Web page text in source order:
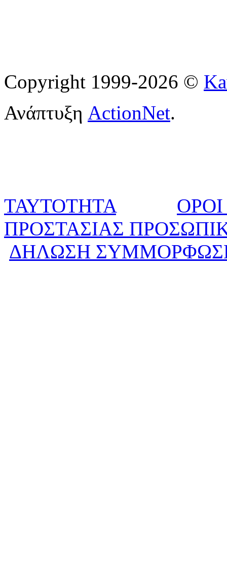
Copyright 1999-2026 ©
Ανάπτυξη ActionNet.
ΤΑΥΤΟΤΗΤΑ
ΠΡΟΣΤΑΣΙΑΣ
ΔΗΛΩΣΗ